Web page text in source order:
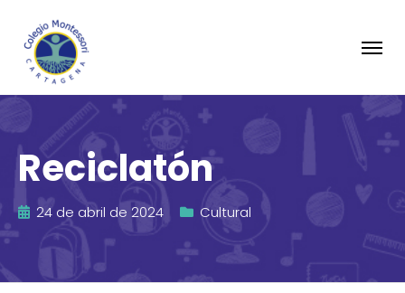
Reciclatón
24 de abril de 2024 Cultural